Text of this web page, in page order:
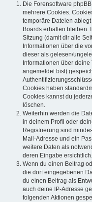
Die Forensoftware
mehrere Cookies.
temporäre Dateien
Boards erhalten bleiben.
Sitzung (damit dir alle
Informationen über die
dieser als gelesen/
Informationen über
angemeldet bist)
Cookies haben
Cookies kannst du
löschen.
Weiterhin werden die
in deinem Profil oder
Registrierung sind
Mail-Adresse und ein
weitere Daten als
deren Eingabe ersichtlich.
Wenn du einen Beitrag
die dort eingegebenen
du einen Beitrag als
auch deine IP-Adresse
folgenden Aktionen